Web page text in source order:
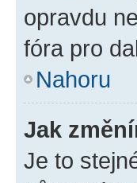
opravdu
fóra pro
Nahoru
Jak
Je to